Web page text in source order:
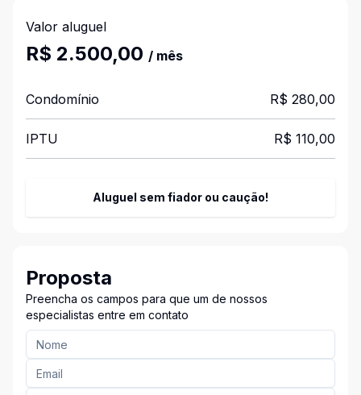
Valor aluguel
R$ 2.500,00 / mês
Condomínio R$ 280,00
IPTU R$ 110,00
Aluguel sem fiador ou caução!
Proposta
Preencha os campos para que um de nossos
especialistas entre em contato